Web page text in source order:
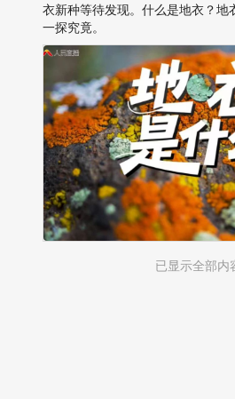
衣新种等待发现。什么是地衣？地
一探究竟。
已显示全部内